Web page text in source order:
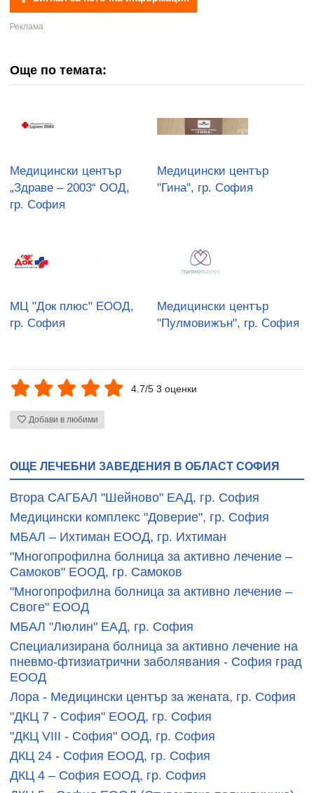
Още по темата:
Медицински център
„Здраве – 2003“ ООД,
гр. София
Медицински център
"Гина", гр. София
МЦ "Док плюс" ЕООД,
гр. София
Медицински център
"Пулмовижън", гр. София
4.7/5 3 оценки
Добави в любими
ОЩЕ ЛЕЧЕБНИ ЗАВЕДЕНИЯ В ОБЛАСТ СОФИЯ
Втора САГБАЛ "Шейново" ЕАД, гр. София
Медицински комплекс "Доверие", гр. София
МБАЛ – Ихтиман ЕООД, гр. Ихтиман
"Многопрофилна болница за активно лечение –
Самоков" ЕООД, гр. Самоков
"Многопрофилна болница за активно лечение –
Своге" ЕООД
МБАЛ "Люлин" ЕАД, гр. София
Специализирана болница за активно лечение на
пневмо-фтизиатрични заболявания - София град
ЕООД
Лора - Медицински център за жената, гр. София
"ДКЦ 7 - София" ЕООД, гр. София
"ДКЦ VIII - София" ООД, гр. София
ДКЦ 24 - София ЕООД, гр. София
ДКЦ 4 – София ЕООД, гр. София